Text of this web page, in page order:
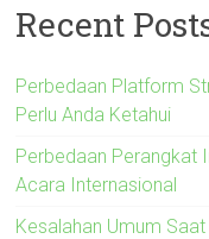
Recent
Perbedaan Platform
Perlu Anda Ketahui
Perbedaan Perangkat
Acara Internasional
Kesalahan Umum